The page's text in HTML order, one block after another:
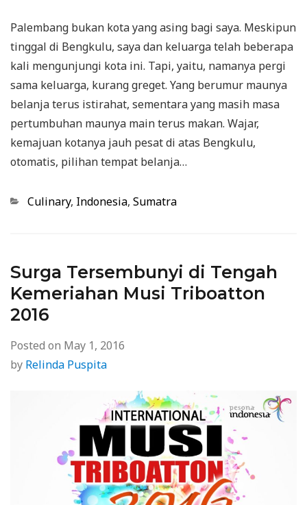
Palembang bukan kota yang asing bagi saya. Meskipun
tinggal di Bengkulu, saya dan keluarga telah beberapa
kali mengunjungi kota ini. Tapi, yaitu, namanya pergi
sama keluarga, kurang greget. Yang berumur maunya
belanja terus istirahat, sementara yang masih masa
pertumbuhan maunya main terus makan. Wajar,
kemajuan kotanya jauh pesat di atas Bengkulu,
otomatis, pilihan tempat belanja…
Categories
Culinary, Indonesia, Sumatra
Surga Tersembunyi di Tengah
Kemeriahan Musi Triboatton
2016
Posted on May 1, 2016
by Relinda Puspita